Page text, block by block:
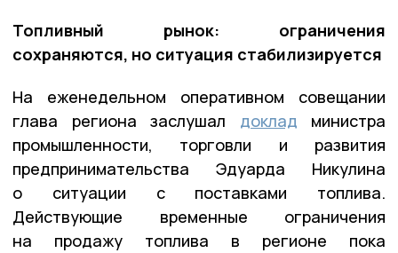
Топливный рынок: ограничения
сохраняются, но ситуация стабилизируется
На еженедельном оперативном совещании
глава региона заслушал доклад министра
промышленности, торговли и развития
предпринимательства Эдуарда Никулина
о ситуации с поставками топлива.
Действующие временные ограничения
на продажу топлива в регионе пока